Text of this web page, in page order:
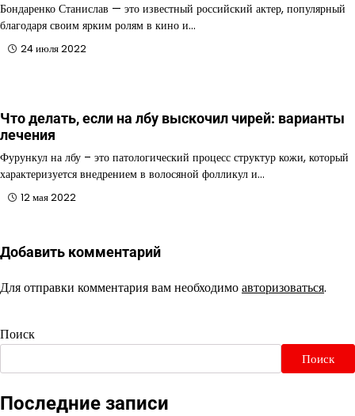
Бондаренко Станислав — это известный российский актер, популярный
благодаря своим ярким ролям в кино и…
24 июля 2022
Что делать, если на лбу выскочил чирей: варианты
лечения
Фурункул на лбу – это патологический процесс структур кожи, который
характеризуется внедрением в волосяной фолликул и…
12 мая 2022
Добавить комментарий
Для отправки комментария вам необходимоавторизоваться.
Поиск
Поиск
Последние записи